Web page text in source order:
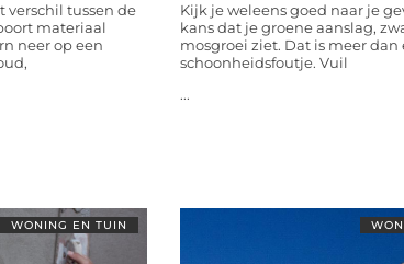
verschil tussen de
materiaal
neer op een
Kijk je weleens goed naar je
kans dat je groene aanslag,
mosgroei ziet. Dat is meer dan
schoonheidsfoutje. Vuil
...
WONING EN TUIN